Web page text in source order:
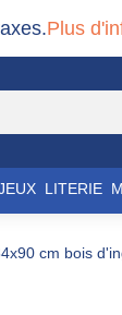
Plus
LITERIE
cm bois